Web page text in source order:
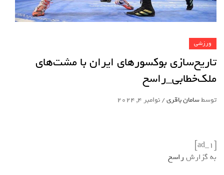
ورزشی
تاریخ‌سازی بوکسورهای ایران با مشت‌های
ملک‌خطابی_راسخ
توسطسامان باقری/نوامبر 4, 2024
[ad_1]
به گزارش راسخ